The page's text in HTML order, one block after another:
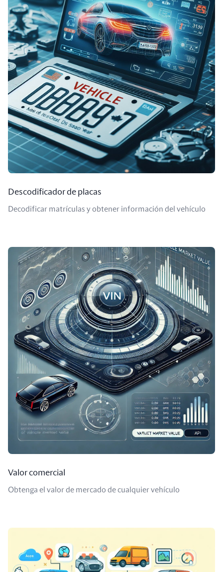
Descodificador de placas
Decodificar matrículas y obtener información del vehículo
Valor comercial
Obtenga el valor de mercado de cualquier vehículo